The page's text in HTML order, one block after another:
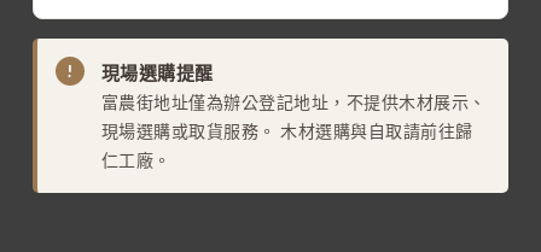
! 現場選購提醒
富農街地址僅為辦公登記地址，不提供木材展示、
現場選購或取貨服務。 木材選購與自取請前往歸
仁工廠。